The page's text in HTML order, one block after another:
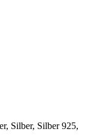
Silber, Silber 925,